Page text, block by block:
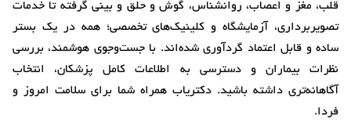
قلب، مغز و اعصاب، روانشناس، گوش و حلق و بینی گرفته تا خدمات
تصویربرداری، آزمایشگاه و کلینیک‌های تخصصی؛ همه در یک بستر
ساده و قابل اعتماد گردآوری شده‌اند. با جست‌وجوی هوشمند، بررسی
نظرات بیماران و دسترسی به اطلاعات کامل پزشکان، انتخاب
آگاهانه‌تری داشته باشید. دکتریاب همراه شما برای سلامت امروز و
فردا.